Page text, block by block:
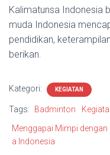
Kalimatunsa Indonesia
muda Indonesia
pendidikan,
berikan.
Kategori: KEGIATAN
Tags: Badminton
Menggapai Mimpi
a Indonesia